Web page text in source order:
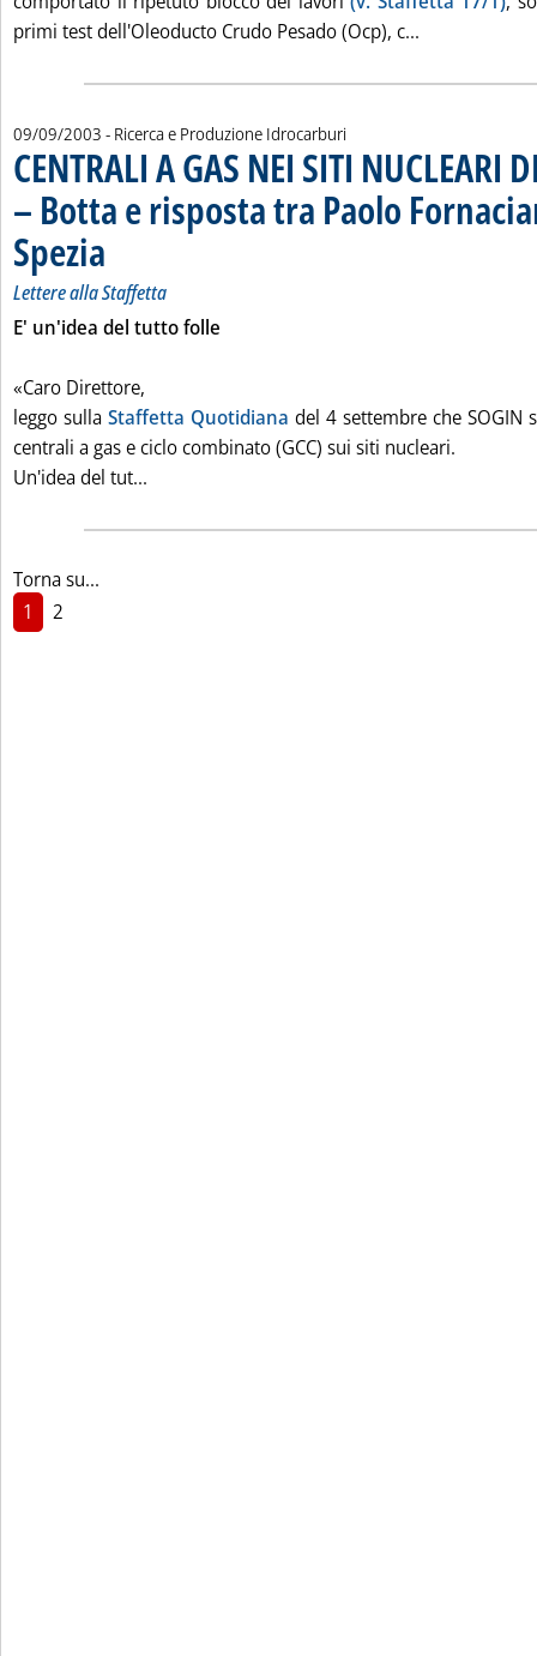
primi test dell'Oleoducto Crudo Pesado (Ocp), c...
09/09/2003 - Ricerca e Produzione Idrocarburi
CENTRALI A GAS NEI SITI NUCLEARI
– Botta e risposta tra Paolo
Spezia
. Sottotitolo: Lettere alla Staffetta
. Pubblicata martedì 09 settembre 2003 alle 15.31.
Lettere alla Staffetta
E' un'idea del tutto folle
«Caro Direttore,
leggo sulla Staffetta Quotidiana del 4 settembre che SOGIN
centrali a gas e ciclo combinato (GCC) sui siti nucleari.
Un'idea del tut...
Torna su...
1
2